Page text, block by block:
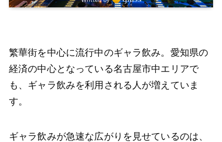
繁華街を中心に流行中のギャラ飲み。愛知県の
経済の中心となっている名古屋市中エリアで
も、ギャラ飲みを利用される人が増えていま
す。
ギャラ飲みが急速な広がりを見せているのは、